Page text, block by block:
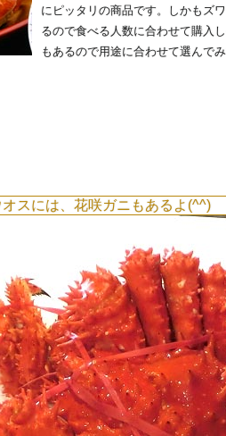
にピッタリの商品です。しかもズ
るので食べる人数に合わせて購入
もあるので用途に合わせて選んで
スには、花咲ガニもあるよ(^^)